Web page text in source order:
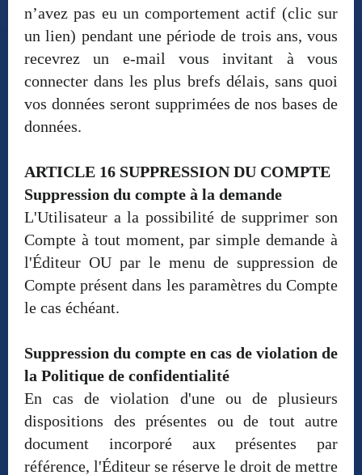
n’avez pas eu un comportement actif (clic sur
un lien) pendant une période de trois ans, vous
recevrez un e-mail vous invitant à vous
connecter dans les plus brefs délais, sans quoi
vos données seront supprimées de nos bases de
données.
ARTICLE 16 SUPPRESSION DU COMPTE
Suppression du compte à la demande
L'Utilisateur a la possibilité de supprimer son
Compte à tout moment, par simple demande à
l'Éditeur OU par le menu de suppression de
Compte présent dans les paramètres du Compte
le cas échéant.
Suppression du compte en cas de violation de
la Politique de confidentialité
En cas de violation d'une ou de plusieurs
dispositions des présentes ou de tout autre
document incorporé aux présentes par
référence, l'Éditeur se réserve le droit de mettre